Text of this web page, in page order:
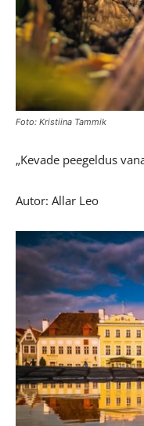
Foto: Kristiina Tammik
„Kevade peegeldus
Autor: Allar Leo